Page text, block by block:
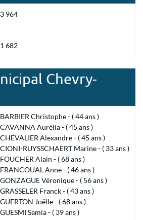
3 964
1 682
Chevry-
BARBIER Christophe - ( 44 ans )
CAVANNA Aurélia - ( 45 ans )
CHEVALIER Alexandre - ( 45 ans )
CIONI-RUYSSCHAERT Marine - ( 33 ans )
FOUCHER Alain - ( 68 ans )
FRANCOUAL Anne - ( 46 ans )
GONZAGUE Véronique - ( 56 ans )
GRASSELER Franck - ( 43 ans )
GUERTON Joëlle - ( 68 ans )
GUESMI Samia - ( 39 ans )